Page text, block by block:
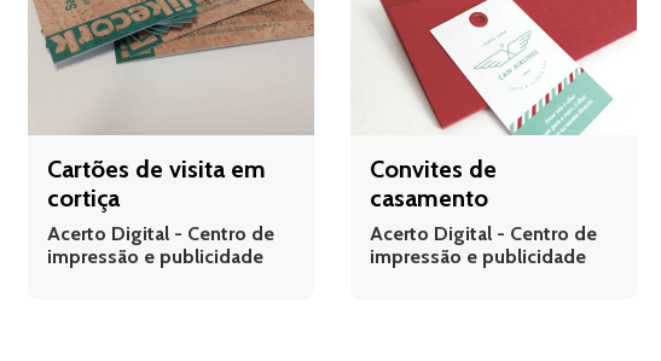
Cartões de visita em
cortiça
Acerto Digital - Centro de
impressão e publicidade
Convites de
casamento
Acerto Digital - Centro de
impressão e publicidade